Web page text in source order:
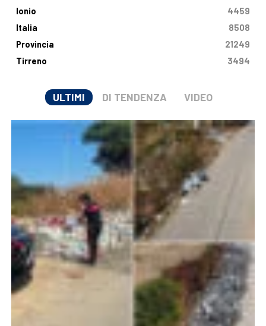
Ionio
4459
Italia
8508
Provincia
21249
Tirreno
3494
ULTIMI DI TENDENZA VIDEO